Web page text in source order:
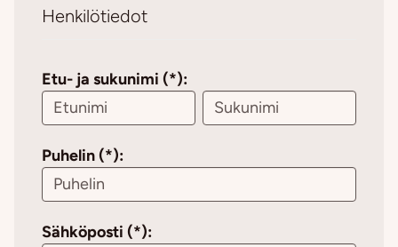
Henkilötiedot
Etu- ja sukunimi (*):
Puhelin (*):
Sähköposti (*):